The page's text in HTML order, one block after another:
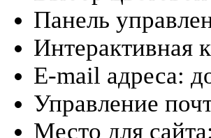
Панель
Интерактивная
E-mail адреса:
Управление
Место для